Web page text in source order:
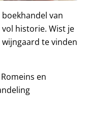
van
historie. Wist je
te vinden
en